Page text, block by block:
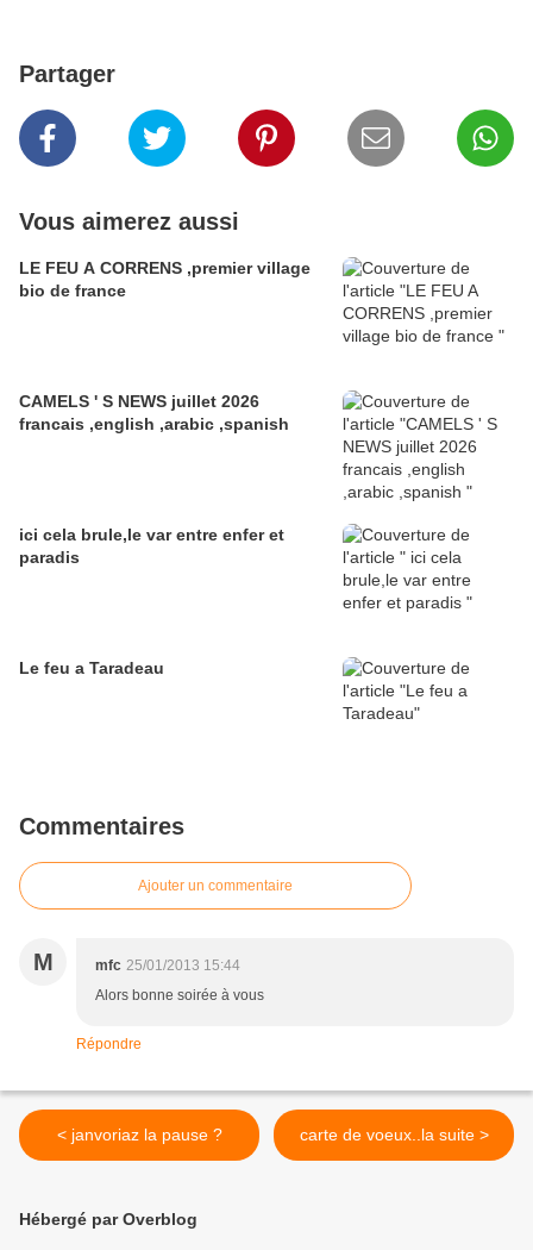
Partager
Vous aimerez aussi
LE FEU A CORRENS ,premier village
bio de france
CAMELS ' S NEWS juillet 2026
francais ,english ,arabic ,spanish
ici cela brule,le var entre enfer et
paradis
Le feu a Taradeau
Commentaires
Ajouter un commentaire
M mfc 25/01/2013 15:44
Alors bonne soirée à vous
Répondre
< janvoriaz la pause ? carte de voeux..la suite >
Hébergé par Overblog